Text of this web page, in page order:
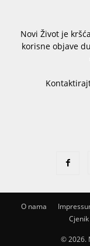
Novi Život je
korisne objave
O nama
© 2026.